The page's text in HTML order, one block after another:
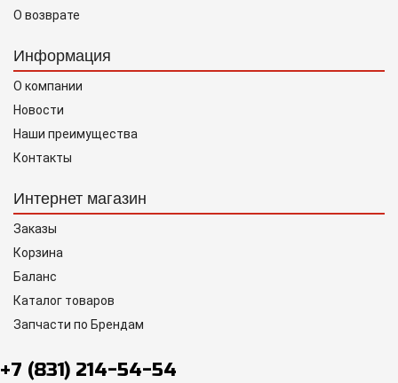
О возврате
Информация
О компании
Новости
Наши преимущества
Контакты
Интернет магазин
Заказы
Корзина
Баланс
Каталог товаров
Запчасти по Брендам
+7 (831) 214-54-54